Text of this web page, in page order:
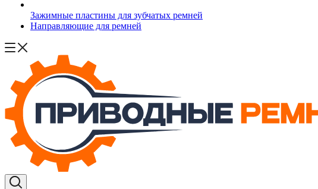
Зажимные пластины для зубчатых ремней
Направляющие для ремней